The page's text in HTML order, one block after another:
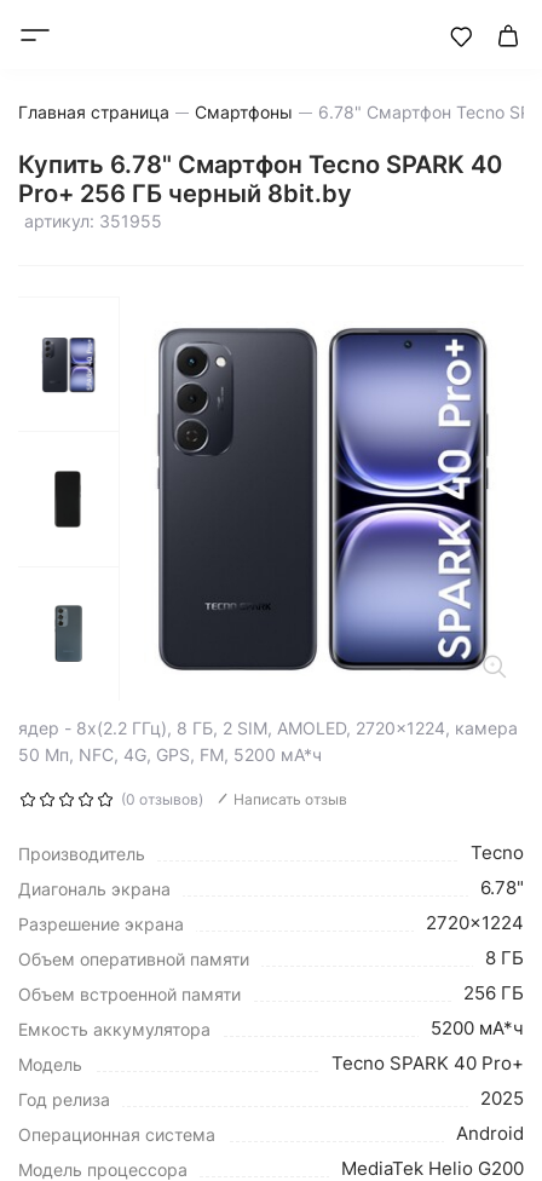
Главная страница Смартфоны
Купить 6.78" Смартфон Tecno SPARK 40
Pro+ 256 ГБ черный 8bit.by
артикул: 351955
ядер - 8x(2.2 ГГц), 8 ГБ, 2 SIM, AMOLED, 2720x1224, камера
50 Мп, NFC, 4G, GPS, FM, 5200 мА*ч
(0 отзывов) Написать отзыв
Производитель Tecno
Диагональ экрана 6.78"
Разрешение экрана 2720x1224
Объем оперативной памяти 8 ГБ
Объем встроенной памяти 256 ГБ
Емкость аккумулятора 5200 мА*ч
Модель Tecno SPARK 40 Pro+
Год релиза 2025
Операционная система Android
Модель процессора MediaTek Helio G200